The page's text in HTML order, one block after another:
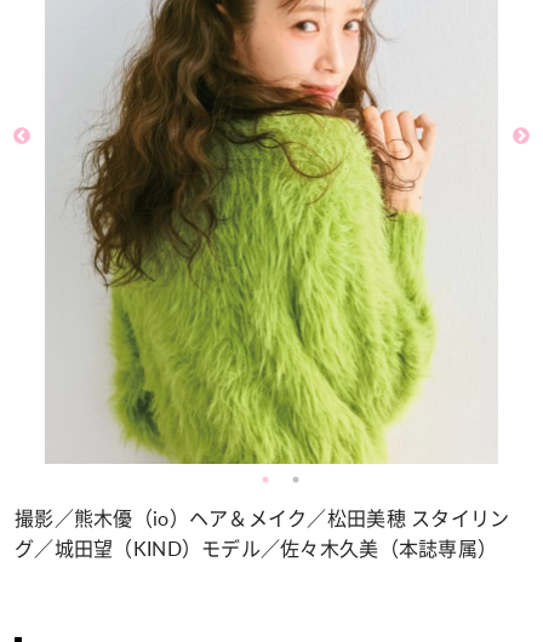
撮影／熊木優（io）ヘア＆メイク／松田美穂 スタイリン
グ／城田望（KIND）モデル／佐々木久美（本誌専属）